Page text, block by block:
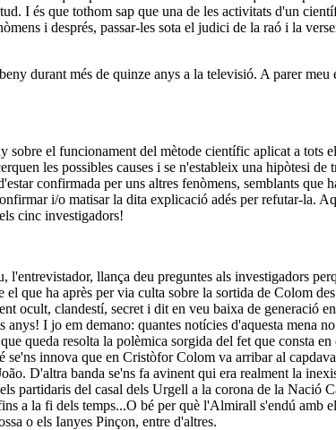
I és que tothom sap que una de les activitats d'un
i després, passar-les sota el judici de la raó i la
durant més de quinze anys a la televisió. A parer meu
el funcionament del mètode científic aplicat a tots
les possibles causes i se n'estableix una hipòtesi
confirmada per uns altres fenòmens, semblants que
i/o matisar la dita explicació adés per refutar-la.
cinc investigadors!
l'entrevistador, llança deu preguntes als investigadors
que ha après per via culta sobre la sortida de Colom
ocult, clandestí, secret i dit en veu baixa de generació
I jo em demano: quantes notícies d'aquesta mena
queda resolta la polèmica sorgida del fet que consta
innova que en Cristòfor Colom va arribar al
D'altra banda se'ns fa avinent qui era realment la
partidaris del casal dels Urgell a la corona de la Nació
a la fi dels temps...O bé per què l'Almirall s'endú amb
o els Ianyes Pinçon, entre d'altres.